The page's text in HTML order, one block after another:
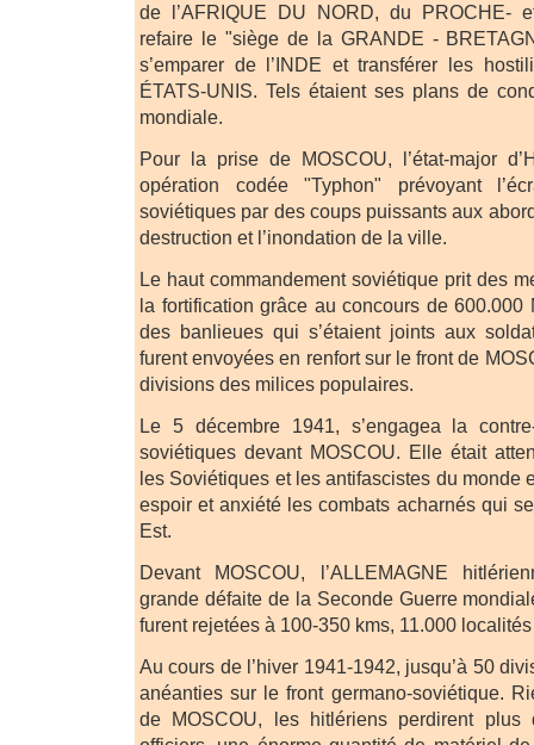
de l’AFRIQUE DU NORD, du PROCHE-
refaire le "siège de la GRANDE -
s’emparer de l’INDE et transférer les
ÉTATS-UNIS. Tels étaient ses plans de
mondiale.
Pour la prise de MOSCOU, l’état-major
opération codée "Typhon" prévoyant
soviétiques par des coups puissants aux
destruction et l’inondation de la ville.
Le haut commandement soviétique prit des
la fortification grâce au concours de 600.000
des banlieues qui s’étaient joints aux
furent envoyées en renfort sur le front de
divisions des milices populaires.
Le 5 décembre 1941, s’engagea la
soviétiques devant MOSCOU. Elle était
les Soviétiques et les antifascistes du monde
espoir et anxiété les combats acharnés qui
Est.
Devant MOSCOU, l’ALLEMAGNE
grande défaite de la Seconde Guerre
furent rejetées à 100-350 kms, 11.000
Au cours de l’hiver 1941-1942, jusqu’à 50
anéanties sur le front germano-soviétique.
de MOSCOU, les hitlériens perdirent plus